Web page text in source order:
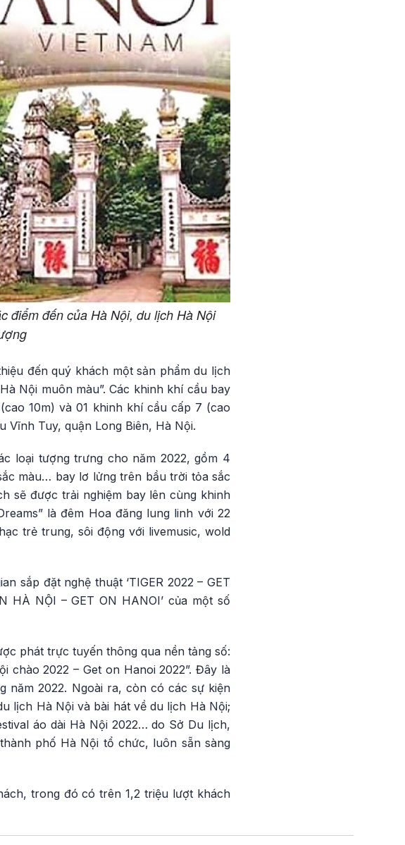
điểm đến của Hà Nội, du lịch Hà Nội
đến quý khách một sản phẩm du lịch
Nội muôn màu”. Các khinh khí cầu bay
10m) và 01 khinh khí cầu cấp 7 (cao
Vĩnh Tuy, quận Long Biên, Hà Nội.
loại tượng trưng cho năm 2022, gồm 4
màu… bay lơ lửng trên bầu trời tỏa sắc
sẽ được trải nghiệm bay lên cùng khinh
là đêm Hoa đăng lung linh với 22
trẻ trung, sôi động với livemusic, wold
sắp đặt nghệ thuật ‘TIGER 2022 – GET
HÀ NỘI – GET ON HANOI’ của một số
phát trực tuyến thông qua nền tảng số:
chào 2022 – Get on Hanoi 2022”. Đây là
năm 2022. Ngoài ra, còn có các sự kiện
lịch Hà Nội và bài hát về du lịch Hà Nội;
áo dài Hà Nội 2022… do Sở Du lịch,
phố Hà Nội tổ chức, luôn sẵn sàng
trong đó có trên 1,2 triệu lượt khách